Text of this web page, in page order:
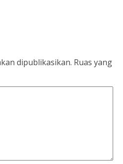
dipublikasikan. Ruas yang